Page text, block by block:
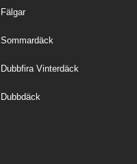
Fälgar
Sommardäck
Dubbfira Vinterdäck
Dubbdäck